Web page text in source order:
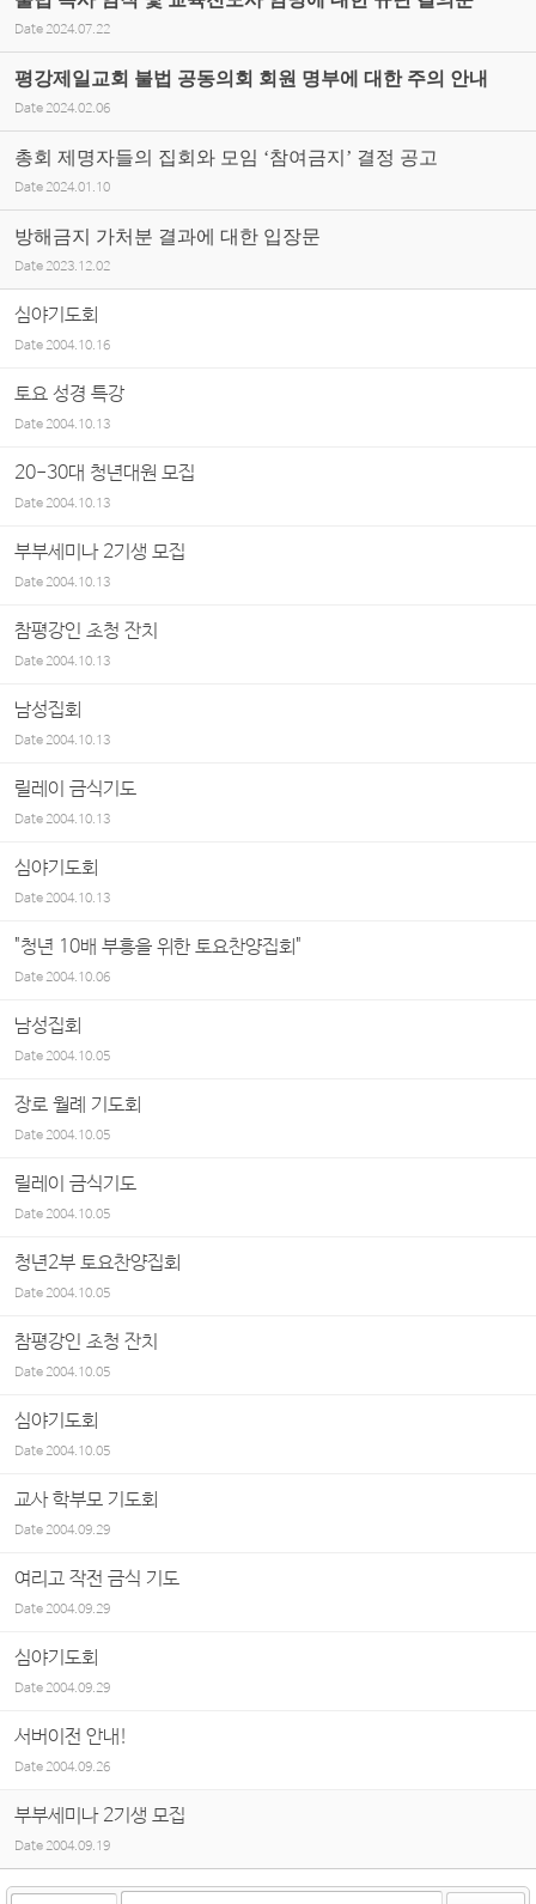
Date 2024.07.22
평강제일교회 불법 공동의회 회원 명부에 대한 주의 안내
Date 2024.02.06
총회 제명자들의 집회와 모임 ‘참여금지’ 결정 공고
Date 2024.01.10
방해금지 가처분 결과에 대한 입장문
Date 2023.12.02
심야기도회
Date2004.10.16
토요 성경 특강
Date2004.10.13
20-30대 청년대원 모집
Date2004.10.13
부부세미나 2기생 모집
Date2004.10.13
참평강인 초청 잔치
Date2004.10.13
남성집회
Date2004.10.13
릴레이 금식기도
Date2004.10.13
심야기도회
Date2004.10.13
"청년 10배 부흥을 위한 토요찬양집회"
Date2004.10.06
남성집회
Date2004.10.05
장로 월례 기도회
Date2004.10.05
릴레이 금식기도
Date2004.10.05
청년2부 토요찬양집회
Date2004.10.05
참평강인 초청 잔치
Date2004.10.05
심야기도회
Date2004.10.05
교사 학부모 기도회
Date2004.09.29
여리고 작전 금식 기도
Date2004.09.29
심야기도회
Date2004.09.29
서버이전 안내!
Date2004.09.26
부부세미나 2기생 모집
Date 2004.09.19